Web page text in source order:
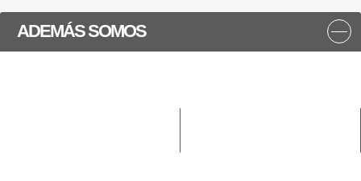
ADEMÁS SOMOS